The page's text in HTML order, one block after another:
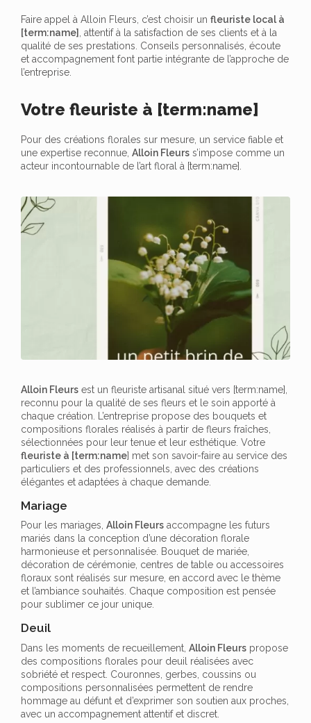
Faire appel à Alloin Fleurs, c’est choisir un fleuriste local à
[term:name]
, attentif à la satisfaction de ses clients et à la
qualité de ses prestations. Conseils personnalisés, écoute
et accompagnement font partie intégrante de l’approche de
l’entreprise.
Votre fleuriste à [term:name]
Pour des créations florales sur mesure, un service fiable et
une expertise reconnue, Alloin Fleurs s’impose comme un
acteur incontournable de l’art floral à [term:name].
Alloin Fleurs est un fleuriste artisanal situé vers [term:name],
reconnu pour la qualité de ses fleurs et le soin apporté à
chaque création. L’entreprise propose des bouquets et
compositions florales réalisés à partir de fleurs fraîches,
sélectionnées pour leur tenue et leur esthétique. Votre
fleuriste à [term:name] met son savoir-faire au service des
particuliers et des professionnels, avec des créations
élégantes et adaptées à chaque demande.
Mariage
Pour les mariages, Alloin Fleurs accompagne les futurs
mariés dans la conception d’une décoration florale
harmonieuse et personnalisée. Bouquet de mariée,
décoration de cérémonie, centres de table ou accessoires
floraux sont réalisés sur mesure, en accord avec le thème
et l’ambiance souhaités. Chaque composition est pensée
pour sublimer ce jour unique.
Deuil
Dans les moments de recueillement, Alloin Fleurs propose
des compositions florales pour deuil réalisées avec
sobriété et respect. Couronnes, gerbes, coussins ou
compositions personnalisées permettent de rendre
hommage au défunt et d’exprimer son soutien aux proches,
avec un accompagnement attentif et discret.